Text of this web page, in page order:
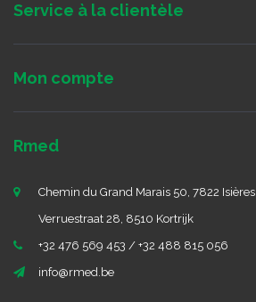
Service à la clientèle
Mon compte
Rmed
Chemin du Grand Marais 50, 7822 Isières
Verruestraat 28, 8510 Kortrijk
+32 476 569 453 / +32 488 815 056
info@rmed.be